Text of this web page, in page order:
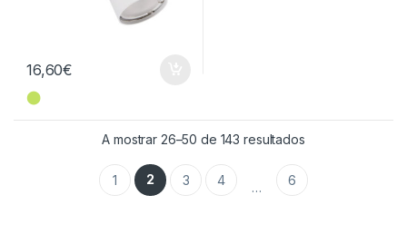
16,60€
⬤
A mostrar 26–50 de 143 resultadosOrdenado por
1 2 3 4 … 6